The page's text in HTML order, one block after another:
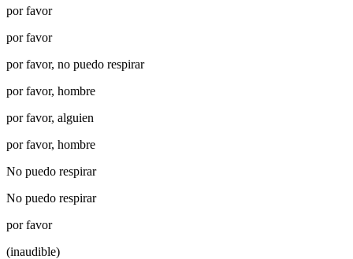
por favor
por favor
por favor, no puedo respirar
por favor, hombre
por favor, alguien
por favor, hombre
No puedo respirar
No puedo respirar
por favor
(inaudible)